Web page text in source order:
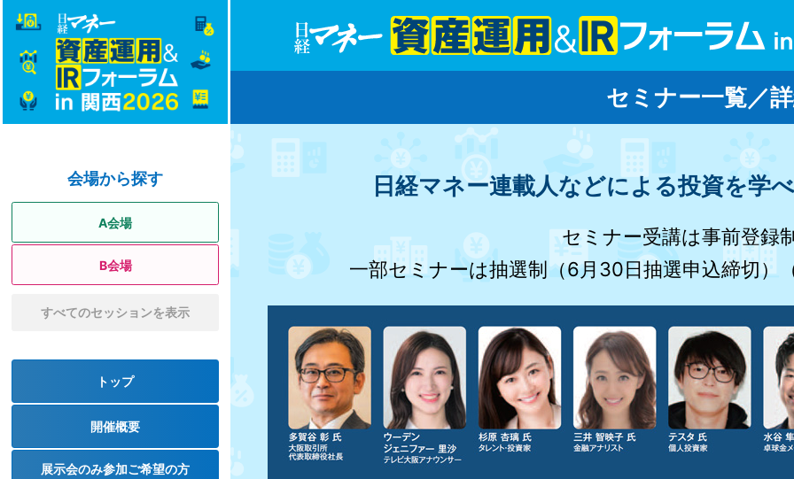
会場から探す
A会場
B会場
すべてのセッションを表示
トップ
開催概要
展示会のみ参加ご希望の方
セミナー一覧／
日経マネー連載人などによる投資を学
セミナー受講は事前登録
一部セミナーは抽選制（6月30日抽選申込締切）